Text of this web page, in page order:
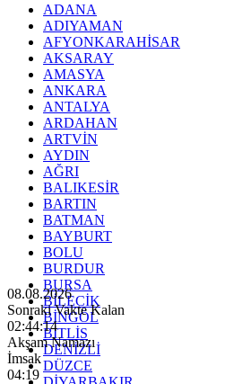
ADANA
ADIYAMAN
AFYONKARAHİSAR
AKSARAY
AMASYA
ANKARA
ANTALYA
ARDAHAN
ARTVİN
AYDIN
AĞRI
BALIKESİR
BARTIN
BATMAN
BAYBURT
BOLU
BURDUR
BURSA
BİLECİK
BİNGÖL
BİTLİS
DENİZLİ
DÜZCE
08.08.2026
Sonraki Vakte Kalan
02:44:13
Akşam Namazı
İmsak
04:19